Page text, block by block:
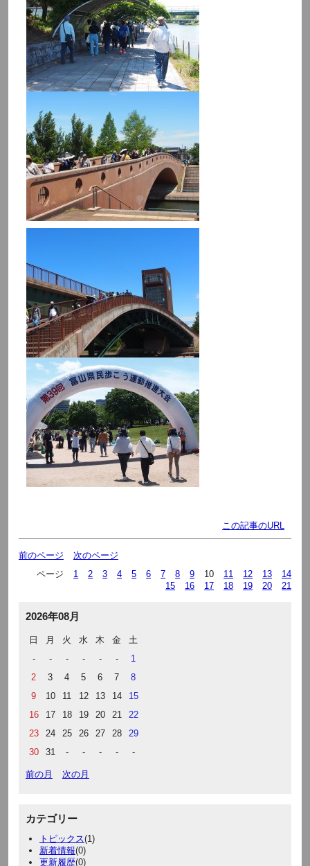
この記事のURL
前のページ
次のページ
ページ
1 2 3 4 5 6 7 8 9 10 11 12 13
14
15
16 17 18 19 20 21
2026年08月
日 月 火 水 木 金
土
-
- - - - -
1
2
3 4 5 6 7
8
9
10 11 12 13 14
15
16
17 18 19 20 21
22
23
24 25 26 27 28
29
30
31 - - - - -
前の月 次の月
カテゴリー
トピックス(1)
新着情報(0)
更新履歴(0)